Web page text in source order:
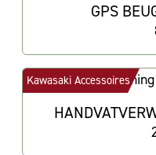
GPS
Kawasaki Accessoires